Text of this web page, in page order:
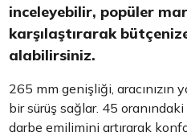
inceleyebilir, popüler
karşılaştırarak
alabilirsiniz.
265 mm genişliği, aracınızın
bir sürüş sağlar. 45
darbe emilimini artırarak